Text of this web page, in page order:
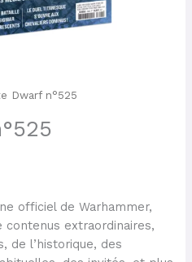
Dwarf n°525
officiel de Warhammer,
contenus extraordinaires,
de l’historique, des